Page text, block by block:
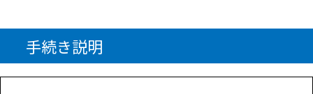
手続き説明